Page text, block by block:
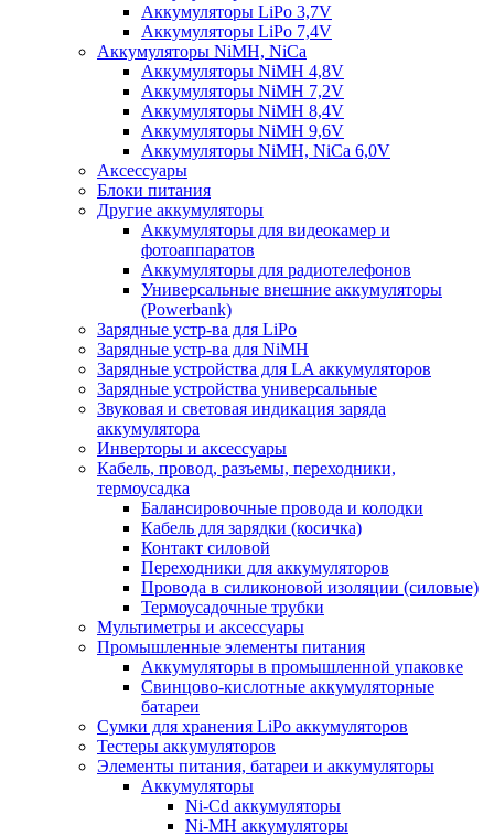
Аккумуляторы LiPo 3,7V
Аккумуляторы LiPo 7,4V
Аккумуляторы NiMH, NiCa
Аккумуляторы NiMH 4,8V
Аккумуляторы NiMH 7,2V
Аккумуляторы NiMH 8,4V
Аккумуляторы NiMH 9,6V
Аккумуляторы NiMH, NiCa 6,0V
Аксессуары
Блоки питания
Другие аккумуляторы
Аккумуляторы для видеокамер и
фотоаппаратов
Аккумуляторы для радиотелефонов
Универсальные внешние аккумуляторы
(Powerbank)
Зарядные устр-ва для LiPo
Зарядные устр-ва для NiMH
Зарядные устройства для LA аккумуляторов
Зарядные устройства универсальные
Звуковая и световая индикация заряда
аккумулятора
Инверторы и аксессуары
Кабель, провод, разъемы, переходники,
термоусадка
Балансировочные провода и колодки
Кабель для зарядки (косичка)
Контакт силовой
Переходники для аккумуляторов
Провода в силиконовой изоляции (силовые)
Термоусадочные трубки
Мультиметры и аксессуары
Промышленные элементы питания
Аккумуляторы в промышленной упаковке
Свинцово-кислотные аккумуляторные
батареи
Сумки для хранения LiPo аккумуляторов
Тестеры аккумуляторов
Элементы питания, батареи и аккумуляторы
Аккумуляторы
Ni-Cd аккумуляторы
Ni-MH аккумуляторы